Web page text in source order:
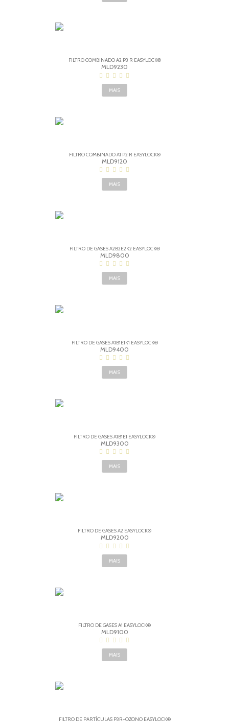
FILTRO COMBINADO A2 P3 R EASYLOCK®
MLD9230
MAIS
FILTRO COMBINADO A1 P2 R EASYLOCK®
MLD9120
MAIS
FILTRO DE GASES A2B2E2K2 EASYLOCK®
MLD9800
MAIS
FILTRO DE GASES A1B1E1K1 EASYLOCK®
MLD9400
MAIS
FILTRO DE GASES A1B1E1 EASYLOCK®
MLD9300
MAIS
FILTRO DE GASES A2 EASYLOCK®
MLD9200
MAIS
FILTRO DE GASES A1 EASYLOCK®
MLD9100
MAIS
FILTRO DE PARTÍCULAS P3R+OZONO EASYLOCK®